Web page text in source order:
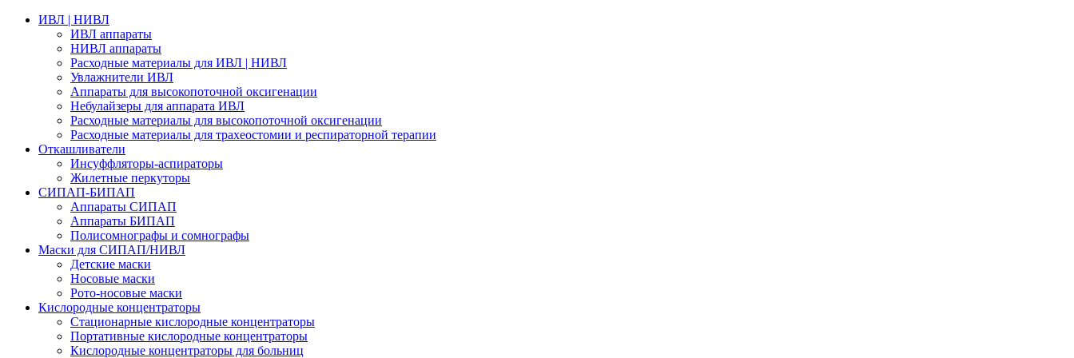
ИВЛ | НИВЛ
ИВЛ аппараты
НИВЛ аппараты
Расходные материалы для ИВЛ | НИВЛ
Увлажнители ИВЛ
Аппараты для высокопоточной оксигенации
Небулайзеры для аппарата ИВЛ
Расходные материалы для высокопоточной оксигенации
Расходные материалы для трахеостомии и респираторной терапии
Откашливатели
Инсуффляторы-аспираторы
Жилетные перкуторы
CИПАП-БИПАП
Аппараты СИПАП
Аппараты БИПАП
Полисомнографы и сомнографы
Маски для СИПАП/НИВЛ
Детские маски
Носовые маски
Рото-носовые маски
Кислородные концентраторы
Стационарные кислородные концентраторы
Портативные кислородные концентраторы
Кислородные концентраторы для больниц